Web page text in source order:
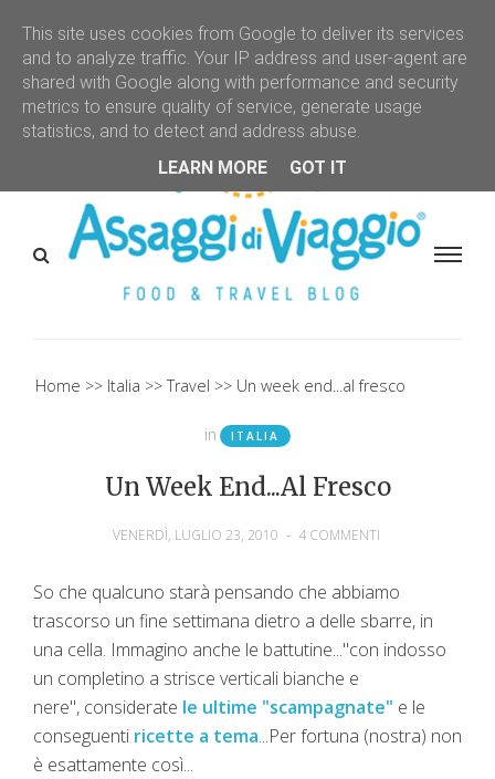
Home Italia Travel Un week end...al fresco
in ITALIA
Un Week End...al Fresco
VENERDÌ, LUGLIO 23, 2010 - 4 COMMENTI
So che qualcuno starà pensando che abbiamo
trascorso un fine settimana dietro a delle sbarre, in
una cella. Immagino anche le battutine..."con indosso
un completino a strisce verticali bianche e
nere", considerate le ultime "scampagnate" e le
conseguenti ricette a tema...Per fortuna (nostra) non
è esattamente così...
This site uses cookies from Google to deliver its services
and to analyze traffic. Your IP address and user-agent are
shared with Google along with performance and security
metrics to ensure quality of service, generate usage
statistics, and to detect and address abuse.
LEARN MORE
GOT IT